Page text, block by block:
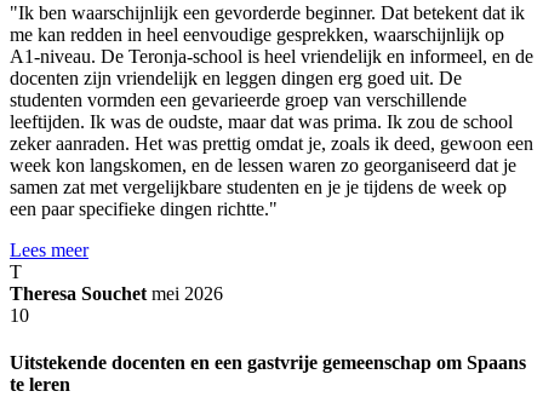
"Ik ben waarschijnlijk een gevorderde beginner. Dat betekent dat ik
me kan redden in heel eenvoudige gesprekken, waarschijnlijk op
A1-niveau. De Teronja-school is heel vriendelijk en informeel, en de
docenten zijn vriendelijk en leggen dingen erg goed uit. De
studenten vormden een gevarieerde groep van verschillende
leeftijden. Ik was de oudste, maar dat was prima. Ik zou de school
zeker aanraden. Het was prettig omdat je, zoals ik deed, gewoon een
week kon langskomen, en de lessen waren zo georganiseerd dat je
samen zat met vergelijkbare studenten en je je tijdens de week op
een paar specifieke dingen richtte."
Lees meer
T
Theresa Souchet mei 2026
10
Uitstekende docenten en een gastvrije gemeenschap om Spaans
te leren